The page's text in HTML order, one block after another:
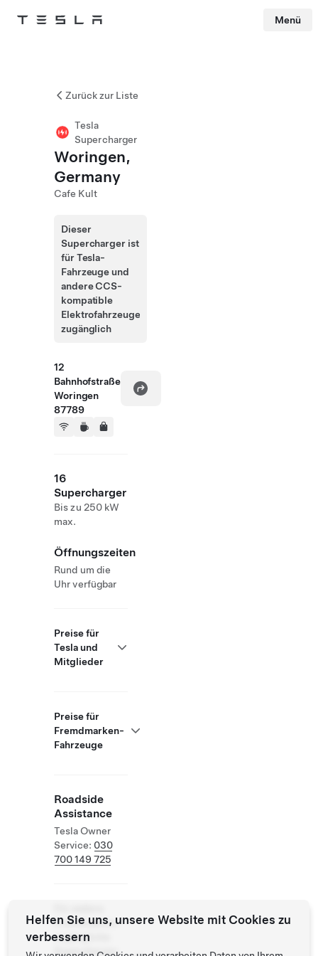
Tesla Menü
Zurück zur Liste
Tesla
Supercharger
Woringen,
Germany
Cafe Kult
Dieser
Supercharger ist
für Tesla-
Fahrzeuge und
andere CCS-
kompatible
Elektrofahrzeuge
zugänglich
12
Bahnhofstraße
Woringen
87789
16
Supercharger
Bis zu 250 kW
max.
Öffnungszeiten
Rund um die
Uhr verfügbar
Preise für
Tesla und
Mitglieder
Preise für
Fremdmarken-
Fahrzeuge
Roadside
Assistance
Tesla Owner
Service: 030
700 149 725
Fremdmarken
zugängliche
Supercharger
Helfen Sie uns, unsere Website mit Cookies zu
verbessern